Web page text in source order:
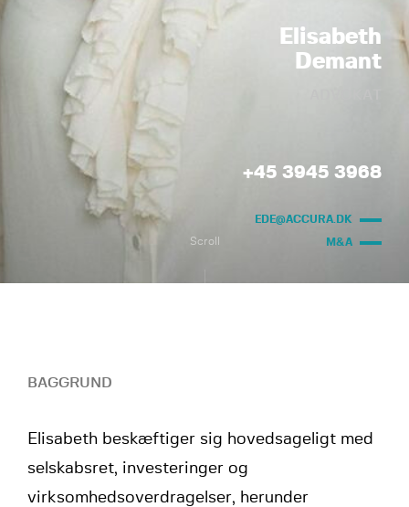
Elisabeth
Demant
+45 3945 3968
EDE@ACCURA.DK
M&A
Scroll
BAGGRUND
Elisabeth beskæftiger sig hovedsageligt med
selskabsret, investeringer og
virksomhedsoverdragelser, herunder